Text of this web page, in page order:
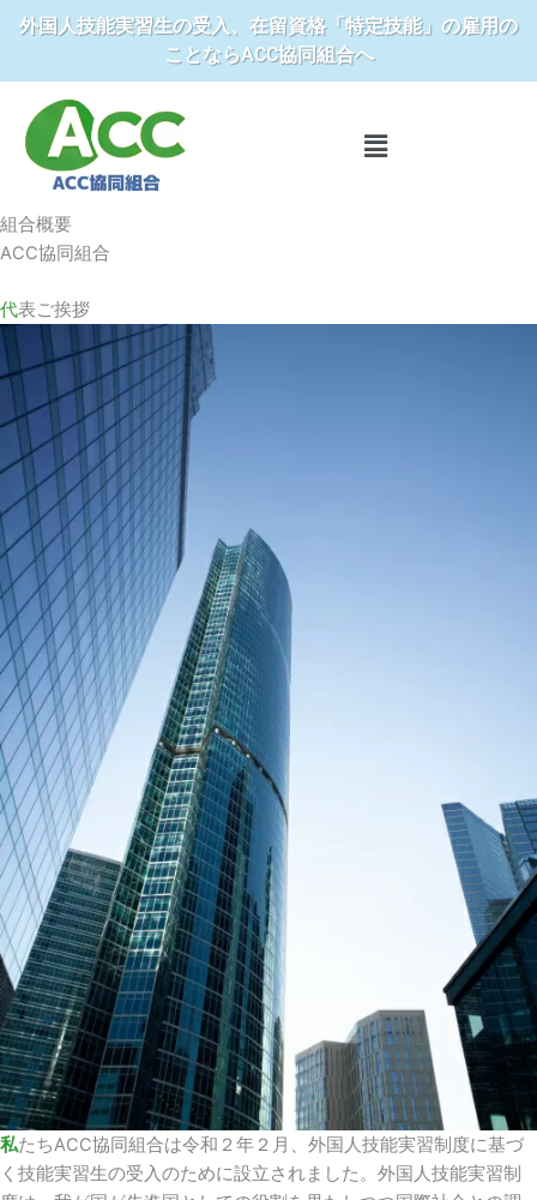
外国人技能実習生の受入、在留資格「特定技能」の雇用の
ことならACC協同組合へ
メ
ニ
組合概要
ACC協同組合
代表ご挨拶
私たちACC協同組合は令和２年２月、外国人技能実習制度に基づ
く技能実習生の受入のために設立されました。外国人技能実習制